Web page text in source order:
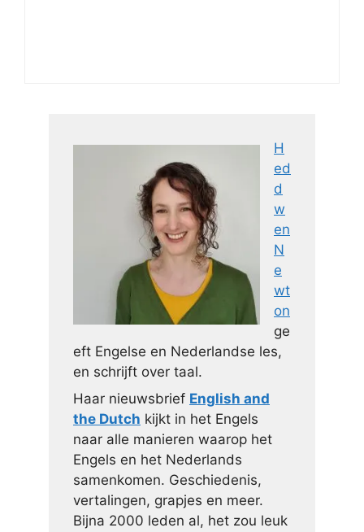
H
ed
d
w
en
N
e
wt
on
ge
eft Engelse en Nederlandse les,
en schrijft over taal.
Haar nieuwsbrief English and
the Dutch kijkt in het Engels
naar alle manieren waarop het
Engels en het Nederlands
samenkomen. Geschiedenis,
vertalingen, grapjes en meer.
Bijna 2000 leden al, het zou leuk